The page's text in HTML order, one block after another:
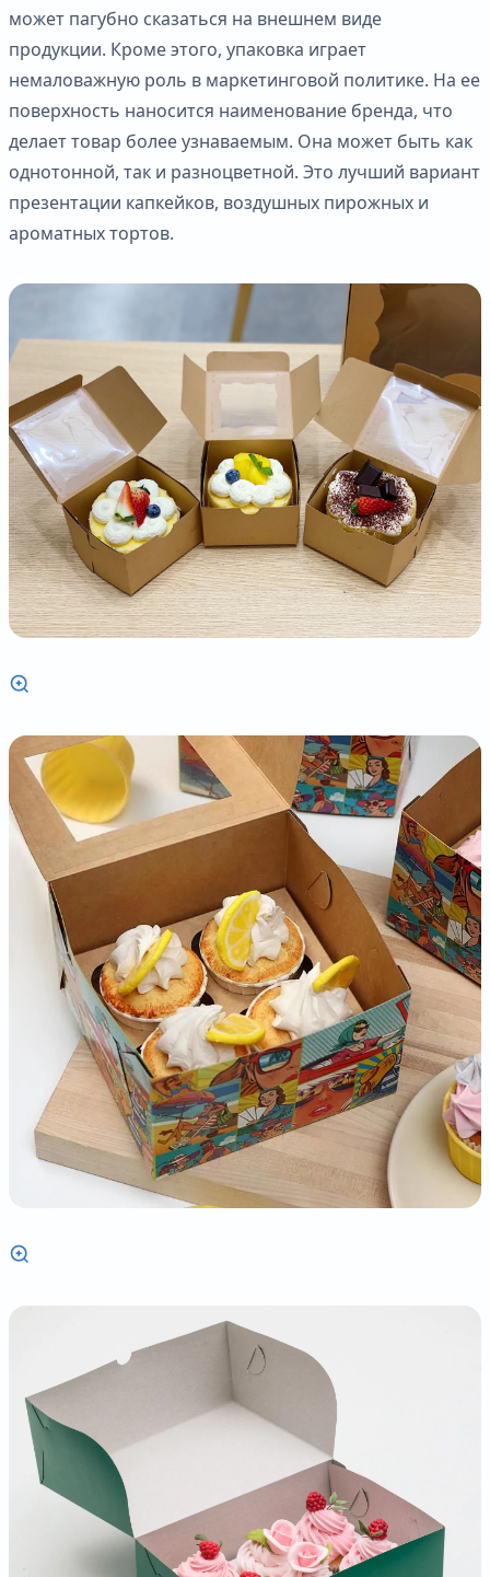
может пагубно сказаться на внешнем виде
продукции. Кроме этого, упаковка играет
немаловажную роль в маркетинговой политике. На ее
поверхность наносится наименование бренда, что
делает товар более узнаваемым. Она может быть как
однотонной, так и разноцветной. Это лучший вариант
презентации капкейков, воздушных пирожных и
ароматных тортов.